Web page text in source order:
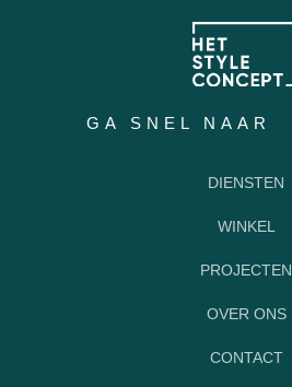
GA SNEL NAAR
DIENSTEN
WINKEL
PROJECTEN
OVER ONS
CONTACT